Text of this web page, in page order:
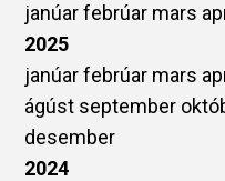
janúarfebrúar mars
2025
janúarfebrúar mars
ágúst september
desember
2024